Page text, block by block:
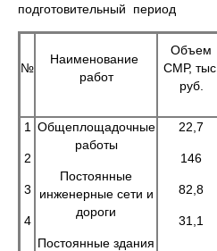
подготовительный период
№
Наименование
работ
Объем
СМР, тыс.
руб.
1
2
3
4
Общеплощадочные
работы
Постоянные
инженерные сети и
дороги
Постоянные здания
22,7
146
82,8
31,1